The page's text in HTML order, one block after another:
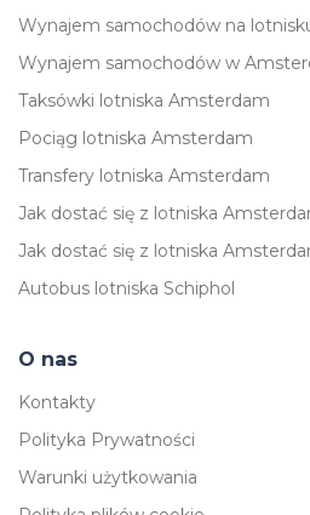
Wynajem samochodów na
Wynajem samochodów w
Taksówki lotniska Amsterdam
Pociąg lotniska Amsterdam
Transfery lotniska Amsterdam
Jak dostać się z lotniska
Jak dostać się z lotniska
Autobus lotniska Schiphol
O nas
Kontakty
Polityka Prywatności
Warunki użytkowania